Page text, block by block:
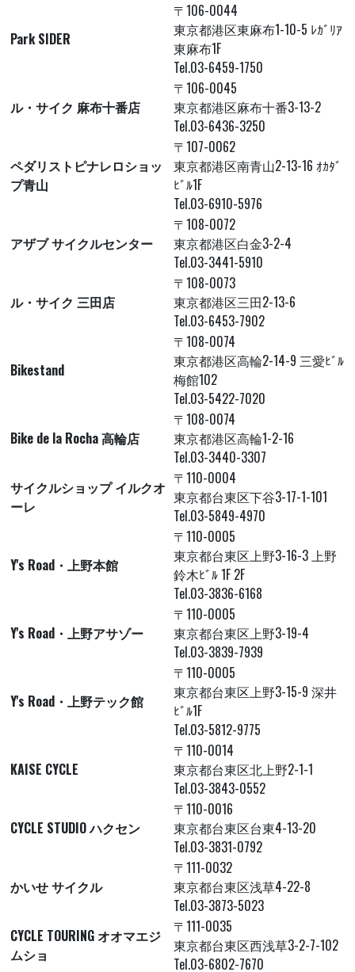
Park SIDER
〒106-0044
東京都港区東麻布1-10-5 ﾚｶﾞﾘｱ
東麻布1F
Tel.03-6459-1750
ル・サイク 麻布十番店
〒106-0045
東京都港区麻布十番3-13-2
Tel.03-6436-3250
ペダリストピナレロショッ
プ青山
〒107-0062
東京都港区南青山2-13-16 ｵｶﾀﾞ
ﾋﾞﾙ1F
Tel.03-6910-5976
アザブ サイクルセンター
〒108-0072
東京都港区白金3-2-4
Tel.03-3441-5910
ル・サイク 三田店
〒108-0073
東京都港区三田2-13-6
Tel.03-6453-7902
Bikestand
〒108-0074
東京都港区高輪2-14-9 三愛ﾋﾞﾙ
梅館102
Tel.03-5422-7020
Bike de la Rocha 高輪店
〒108-0074
東京都港区高輪1-2-16
Tel.03-3440-3307
サイクルショップ イルクオ
ーレ
〒110-0004
東京都台東区下谷3-17-1-101
Tel.03-5849-4970
Y's Road・上野本館
〒110-0005
東京都台東区上野3-16-3 上野
鈴木ﾋﾞﾙ 1F 2F
Tel.03-3836-6168
Y's Road・上野アサゾー
〒110-0005
東京都台東区上野3-19-4
Tel.03-3839-7939
Y's Road・上野テック館
〒110-0005
東京都台東区上野3-15-9 深井
ﾋﾞﾙ1F
Tel.03-5812-9775
KAISE CYCLE
〒110-0014
東京都台東区北上野2-1-1
Tel.03-3843-0552
CYCLE STUDIO ハクセン
〒110-0016
東京都台東区台東4-13-20
Tel.03-3831-0792
かいせ サイクル
〒111-0032
東京都台東区浅草4-22-8
Tel.03-3873-5023
CYCLE TOURING オオマエジ
ムショ
〒111-0035
東京都台東区西浅草3-2-7-102
Tel.03-6802-7670